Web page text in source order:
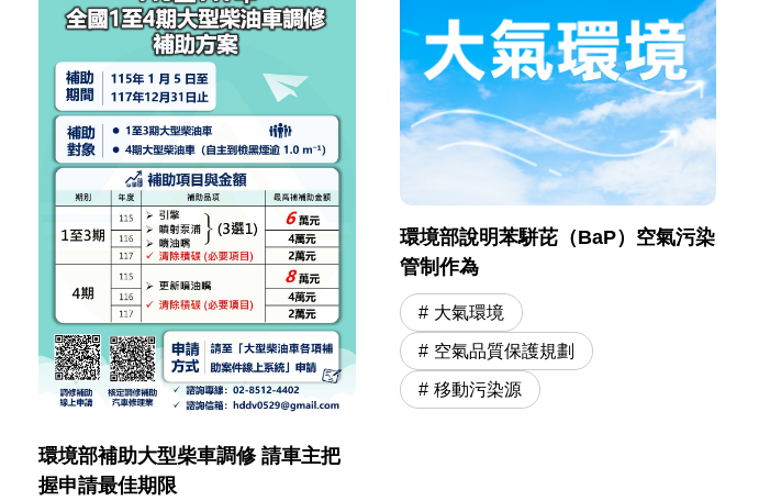
環境部補助大型柴車調修 請車主把
握申請最佳期限
環境部說明苯駢芘（BaP）空氣污染
管制作為
大氣環境
空氣品質保護規劃
移動污染源